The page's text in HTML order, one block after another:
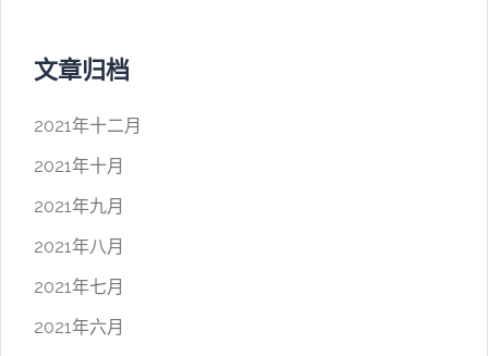
文章归档
2021年十二月
2021年十月
2021年九月
2021年八月
2021年七月
2021年六月